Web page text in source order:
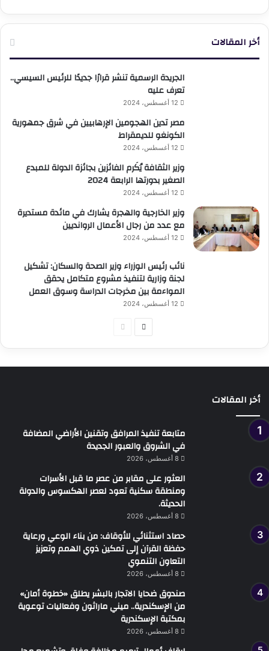
أخر المقالات
الجريدة الرسمية تنشر قرارًا جديدًا للرئيس السيسي..
تعرف عليه
12 أغسطس، 2024
مصر تدين الهجومين الإرهابيين في شرق جمهورية
الكونغو للديمقراط
12 أغسطس، 2024
وزير الثقافة يُكَرم الفائزين بجائزة الدولة للمبدع
الصغير بدورتها الرابعة 2024
12 أغسطس، 2024
وزير الخارجية والهجرة يشارك في مائدة مستديرة
مع عدد من رجال الأعمال الروانديين
12 أغسطس، 2024
نائب رئيس الوزراء وزير الصحة والسكان: تشكيل
لجنة وزارية لتنفيذ مشروع متكامل يحقق
المواءمة بين مخرجات الدراسة وسوق العمل
12 أغسطس، 2024
الصفحة
أخر المقالات
متابعة تنفيذ المرافق وتقنين الأراضي المضافة
في الشروق والعبور الجديدة
8 أغسطس، 2026
العثور على مقابر من عصر ما قبل الأسرات
ومنطقة سكنية تعود لعصر الهكسوس والدولة
الحديثة.
8 أغسطس، 2026
حصاد استثنائي للأوقاف: من بناء الوعي ورعاية
حفظة القرآن إلى تمكين ذوي الهمم وتعزيز
التعاون التنموي
8 أغسطس، 2026
صندوق ضحايا الاتجار بالبشر يطلق «خطوة أمان»
من الإسكندرية.. ميني ماراثون وفعاليات توعوية
بمكتبة الإسكندرية
8 أغسطس، 2026